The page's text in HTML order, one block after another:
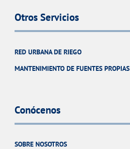
Otros Servicios
RED URBANA DE RIEGO
MANTENIMIENTO DE FUENTES PROPIAS
Conócenos
SOBRE NOSOTROS